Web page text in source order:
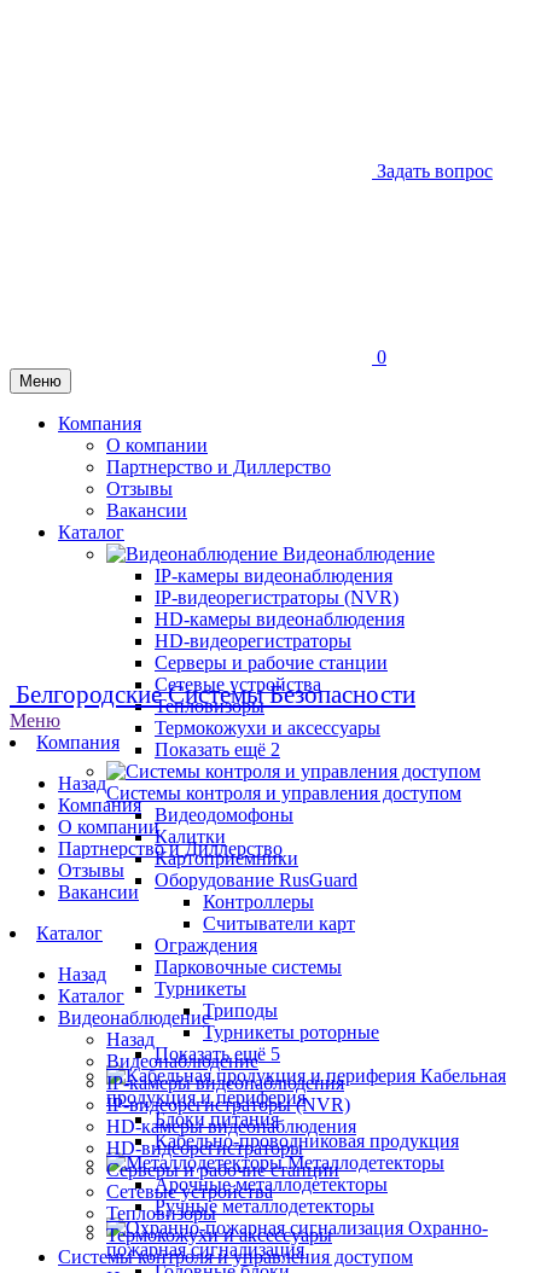
Задать вопрос
0
Меню
Компания
О компании
Партнерство и Диллерство
Отзывы
Вакансии
Каталог
Видеонаблюдение
IP-камеры видеонаблюдения
IP-видеорегистраторы (NVR)
HD-камеры видеонаблюдения
HD-видеорегистраторы
Серверы и рабочие станции
Сетевые устройства
Тепловизоры
Термокожухи и аксессуары
Показать ещё 2
Системы контроля и управления доступом
Видеодомофоны
Калитки
Картоприемники
Оборудование RusGuard
Контроллеры
Считыватели карт
Ограждения
Парковочные системы
Турникеты
Триподы
Турникеты роторные
Показать ещё 5
Кабельная
продукция и периферия
Блоки питания
Кабельно-проводниковая продукция
Металлодетекторы
Арочные металлодетекторы
Ручные металлодетекторы
Охранно-
пожарная сигнализация
Белгородские Системы Безопасности
Меню
Компания
Назад
Компания
О компании
Партнерство и Диллерство
Отзывы
Вакансии
Каталог
Назад
Каталог
Видеонаблюдение
Назад
Видеонаблюдение
IP-камеры видеонаблюдения
IP-видеорегистраторы (NVR)
HD-камеры видеонаблюдения
HD-видеорегистраторы
Серверы и рабочие станции
Сетевые устройства
Тепловизоры
Термокожухи и аксессуары
Системы контроля и управления доступом